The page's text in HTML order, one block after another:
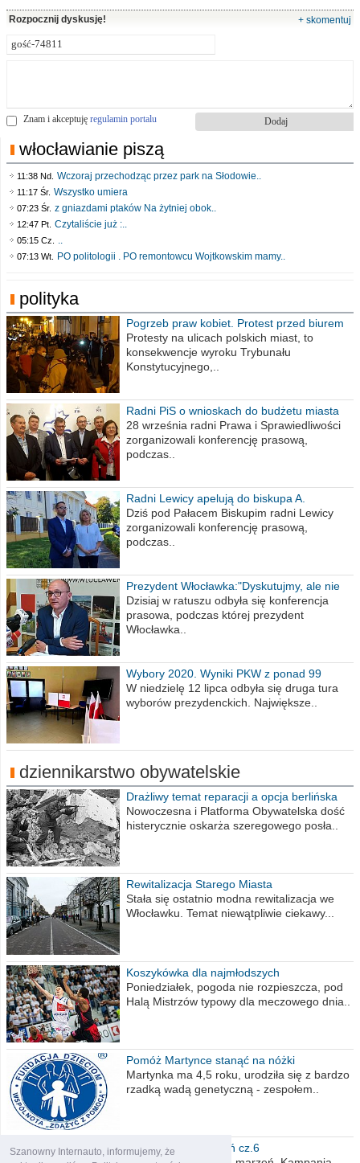
Szanowny Internauto, informujemy, że
Mistrzostwa Polski
Toruń
Rozpocznij dyskusję!
+ skomentuj
Znam i akceptuję regulamin portalu
włocławianie piszą
11:38 Nd. Wczoraj przechodząc przez park na Słodowie..
11:17 Śr. Wszystko umiera
07:23 Śr. z gniazdami ptaków Na żytniej obok..
12:47 Pt. Czytaliście już :..
05:15 Cz. ..
07:13 Wt. PO politologii . PO remontowcu Wojtkowskim mamy..
polityka
Pogrzeb praw kobiet. Protest przed biurem
poselskim PiS
Protesty na ulicach polskich miast, to
konsekwencje wyroku Trybunału
Konstytucyjnego,..
Radni PiS o wnioskach do budżetu miasta
na 2021 rok
28 września radni Prawa i Sprawiedliwości
zorganizowali konferencję prasową,
podczas..
Radni Lewicy apelują do biskupa A.
Wiesława Meringa
Dziś pod Pałacem Biskupim radni Lewicy
zorganizowali konferencję prasową,
podczas..
Prezydent Włocławka:"Dyskutujmy, ale nie
obrażajmy się”
Dzisiaj w ratuszu odbyła się konferencja
prasowa, podczas której prezydent
Włocławka..
Wybory 2020. Wyniki PKW z ponad 99
procent obwodów
W niedzielę 12 lipca odbyła się druga tura
wyborów prezydenckich. Największe..
dziennikarstwo obywatelskie
Drażliwy temat reparacji a opcja berlińska
Nowoczesna i Platforma Obywatelska dość
histerycznie oskarża szeregowego posła..
Rewitalizacja Starego Miasta
Stała się ostatnio modna rewitalizacja we
Włocławku. Temat niewątpliwie ciekawy...
Koszykówka dla najmłodszych
Poniedziałek, pogoda nie rozpieszcza, pod
Halą Mistrzów typowy dla meczowego dnia..
Pomóż Martynce stanąć na nóżki
Martynka ma 4,5 roku, urodziła się z bardzo
rzadką wadą genetyczną - zespołem..
Polska moich marzeń cz.6